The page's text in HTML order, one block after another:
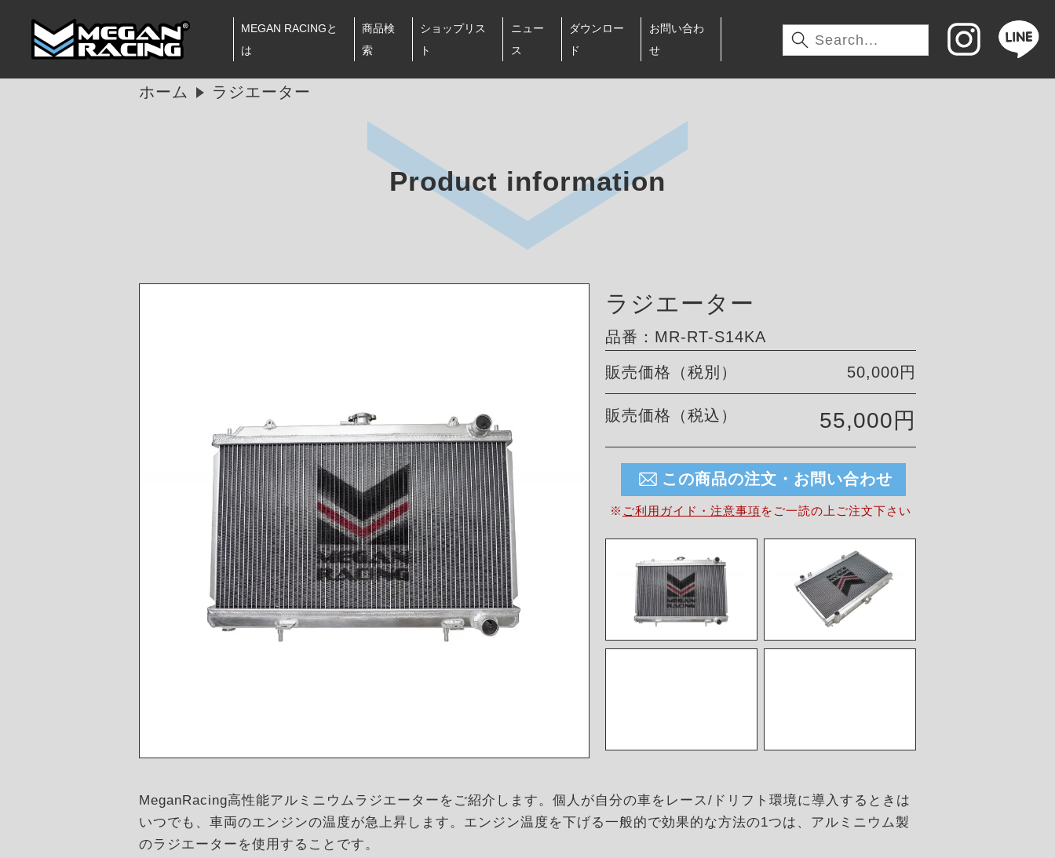
MEGAN RACINGと
は
商品検
索
ショップリス
ト
ニュー
ス
ダウンロー
ド
お問い合わ
せ
ホーム ラジエーター
Product information
ラジエーター
品番：MR-RT-S14KA
販売価格（税別） 50,000円
販売価格（税込） 55,000円
この商品の注文・お問い合わせ
※ ご利用ガイド・注意事項を ご一読の上ご注文下さい
MeganRacing高性能アルミニウムラジエーターをご紹介します。個人が自分の車をレース/ドリフト環境に導入するときは
いつでも、車両のエンジンの温度が急上昇します。エンジン温度を下げる一般的で効果的な方法の1つは、アルミニウム製
のラジエーターを使用することです。